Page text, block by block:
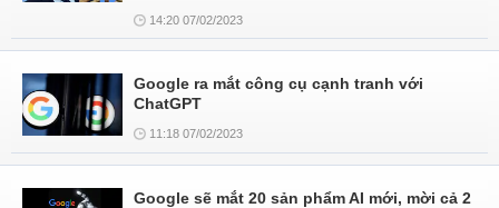
14:20 07/02/2023
Google ra mắt công cụ cạnh tranh với
ChatGPT
11:18 07/02/2023
Google sẽ mắt 20 sản phẩm AI mới, mời cả 2